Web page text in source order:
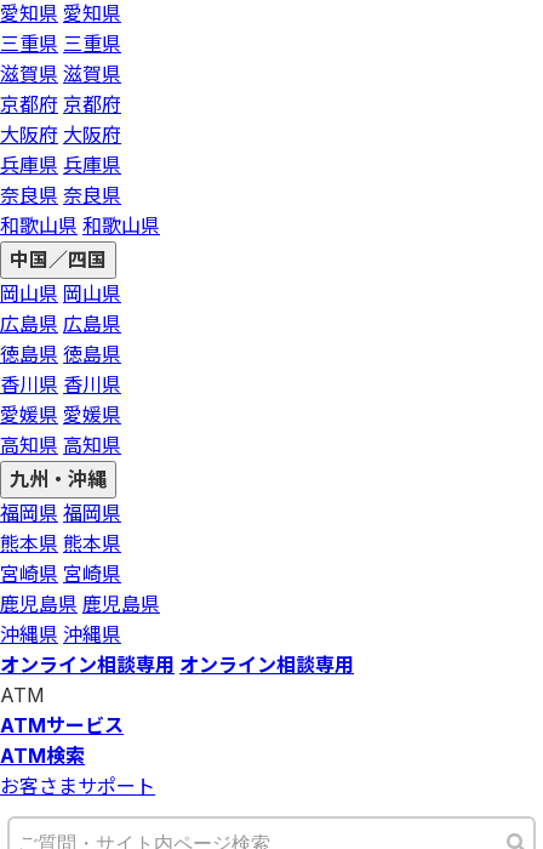
愛知県 愛知県
三重県 三重県
滋賀県 滋賀県
京都府 京都府
大阪府 大阪府
兵庫県 兵庫県
奈良県 奈良県
和歌山県 和歌山県
中国／四国
岡山県 岡山県
広島県 広島県
徳島県 徳島県
香川県 香川県
愛媛県 愛媛県
高知県 高知県
九州・沖縄
福岡県 福岡県
熊本県 熊本県
宮崎県 宮崎県
鹿児島県 鹿児島県
沖縄県 沖縄県
オンライン相談専用 オンライン相談専用
ATM
ATMサービス
ATM検索
お客さまサポート